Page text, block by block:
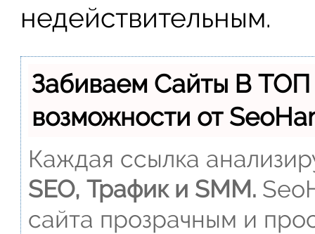
недействительным.
Забиваем Сайты В
возможности от
Каждая ссылка
SEO, Трафик и SMM.
сайта прозрачным и